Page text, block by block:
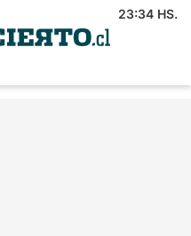
23:34 HS.